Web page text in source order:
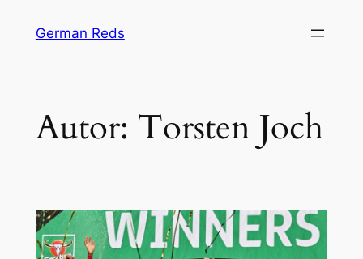
InhaltGerman Reds
Autor: Torsten Joch